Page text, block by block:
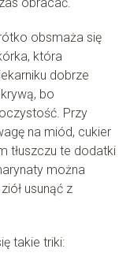
obsmaża się
która
dobrze
bo
Przy
na miód, cukier
tłuszczu te dodatki
można
usunąć z
takie triki: